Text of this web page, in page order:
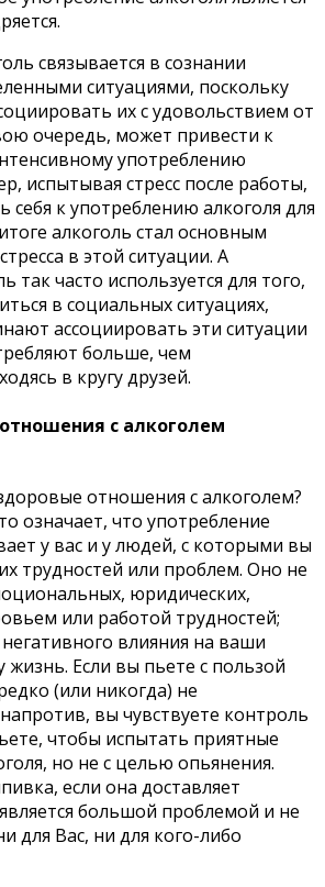
связывается в сознании
ситуациями, поскольку
их с удовольствием от
очередь, может привести к
употреблению
испытывая стресс после работы,
себя к употреблению алкоголя для
алкоголь стал основным
в этой ситуации. А
так часто используется для того,
в социальных ситуациях,
ассоциировать эти ситуации
больше, чем
в кругу друзей.
с алкоголем
отношения с алкоголем?
означает, что употребление
у вас и у людей, с которыми вы
трудностей или проблем. Оно не
юридических,
или работой трудностей;
влияния на ваши
Если вы пьете с пользой
(или никогда) не
вы чувствуете контроль
чтобы испытать приятные
но не с целью опьянения.
если она доставляет
большой проблемой и не
для Вас, ни для кого-либо